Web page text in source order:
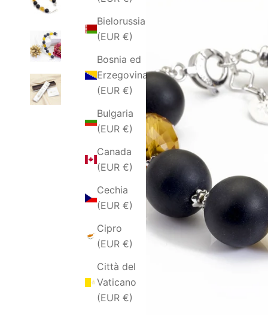
Bielorussia
(EUR €)
Bosnia ed
Erzegovina
(EUR €)
Bulgaria
(EUR €)
Canada
(EUR €)
Cechia
(EUR €)
Cipro
(EUR €)
Città del
Vaticano
(EUR €)